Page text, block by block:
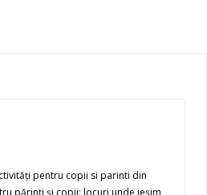
pentru copii si parinti din
părinţi şi copii: locuri unde ieşim